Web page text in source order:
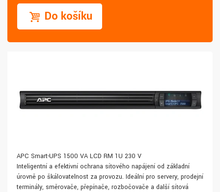
Do košíku
APC Smart-UPS 1500 VA LCD RM 1U 230 V
Inteligentní a efektivní ochrana síťového napájení od základní
úrovně po škálovatelnost za provozu. Ideální pro servery, prodejní
terminály, směrovače, přepínače, rozbočovače a další síťová